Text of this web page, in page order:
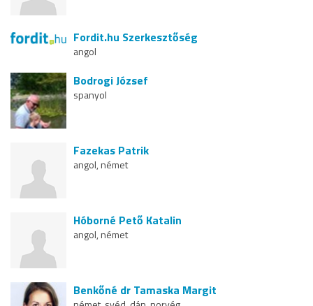
Fordit.hu Szerkesztőség
angol
Bodrogi József
spanyol
Fazekas Patrik
angol, német
Hóborné Pető Katalin
angol, német
Benkőné dr Tamaska Margit